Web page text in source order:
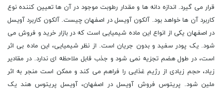
قرار می گیرد. اندازه دانه ها و مقدار رطوبت موجود در آن ها تعیین کننده نوع
کاربرد آن ها خواهد بود. آلکون آویسل در اصفهان چیست. آلکون کاربرد آویسل
در اصفهان یکی از انواع این ماده شیمیایی است که در بازار خرید و فروش می
شود. یک پودر سفید و بدون جریان است. از نظر شیمیایی، این ماده بی اثر
است، در طول هضم تجزیه نمی شود و جذب قابل ملاحظه ای ندارد. در مقادیر
زیاد، حجم زیادی از رژیم غذایی را فراهم می کند و ممکن است منجر به اثر
ملین شود. پریتوس فروش آویسل در اصفهان، آویسل پریتوس هند یک